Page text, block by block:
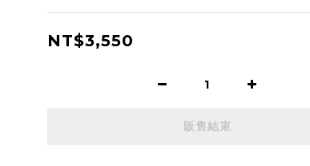
NT$3,550
販售結束